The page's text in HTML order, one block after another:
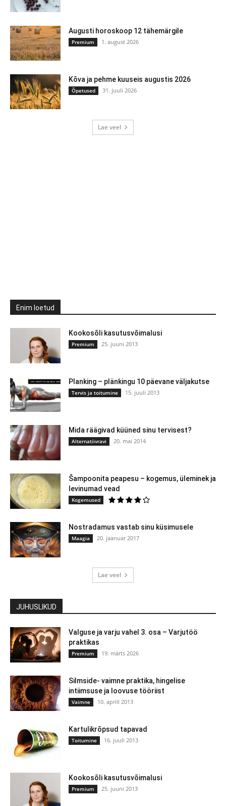
Augusti horoskoop 12 tähemärgile
Premium 1. august 2026
Kõva ja pehme kuuseis augustis 2026
Õpetused 31. juuli 2026
Lae veel
Enim loetud
Kookosõli kasutusvõimalusi
Premium 25. juuni 2013
Planking – plänkingu 10 päevane väljakutse
Tervis ja toitumine 15. juuli 2013
Mida räägivad küüned sinu tervisest?
Alternatiivravi 20. mai 2014
Šampoonita peapesu – kogemus, üleminek ja
levinumad vead
Kogemused
Nostradamus vastab sinu küsimusele
Maagia 20. jaanuar 2017
Lae veel
JUHUSLIKUD
Valguse ja varju vahel 3. osa – Varjutöö
praktikas
Premium 19. märts 2026
Silmside- vaimne praktika, hingelise
intiimsuse ja loovuse tööriist
Vaimne 10. aprill 2013
Kartulikrõpsud tapavad
Toitumine 16. juuli 2013
Kookosõli kasutusvõimalusi
Premium 25. juuni 2013